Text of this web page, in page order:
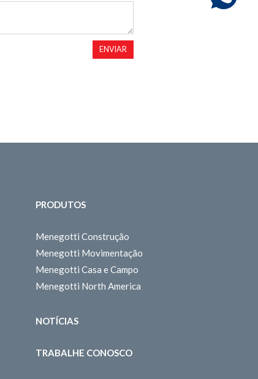
ENVIAR
PRODUTOS
Menegotti Construção
Menegotti Movimentação
Menegotti Casa e Campo
Menegotti North America
NOTÍCIAS
TRABALHE CONOSCO